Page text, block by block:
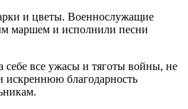
и цветы. Военнослужащие
маршем и исполнили песни
все ужасы и тяготы войны, не
искреннюю благодарность